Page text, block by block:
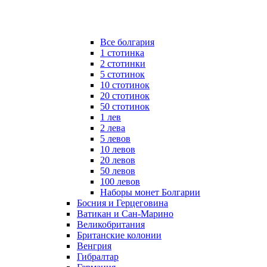
Все болгария
1 стотинка
2 стотинки
5 стотинок
10 стотинок
20 стотинок
50 стотинок
1 лев
2 лева
5 левов
10 левов
20 левов
50 левов
100 левов
Наборы монет Болгарии
Босния и Герцеговина
Ватикан и Сан-Марино
Великобритания
Британские колонии
Венгрия
Гибралтар